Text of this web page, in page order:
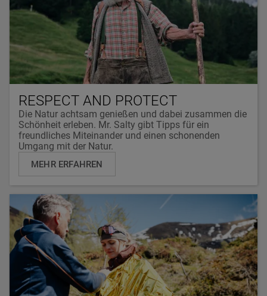
RESPECT AND PROTECT
Die Natur achtsam genießen und dabei zusammen die
Schönheit erleben. Mr. Salty gibt Tipps für ein
freundliches Miteinander und einen schonenden
Umgang mit der Natur.
MEHR ERFAHREN